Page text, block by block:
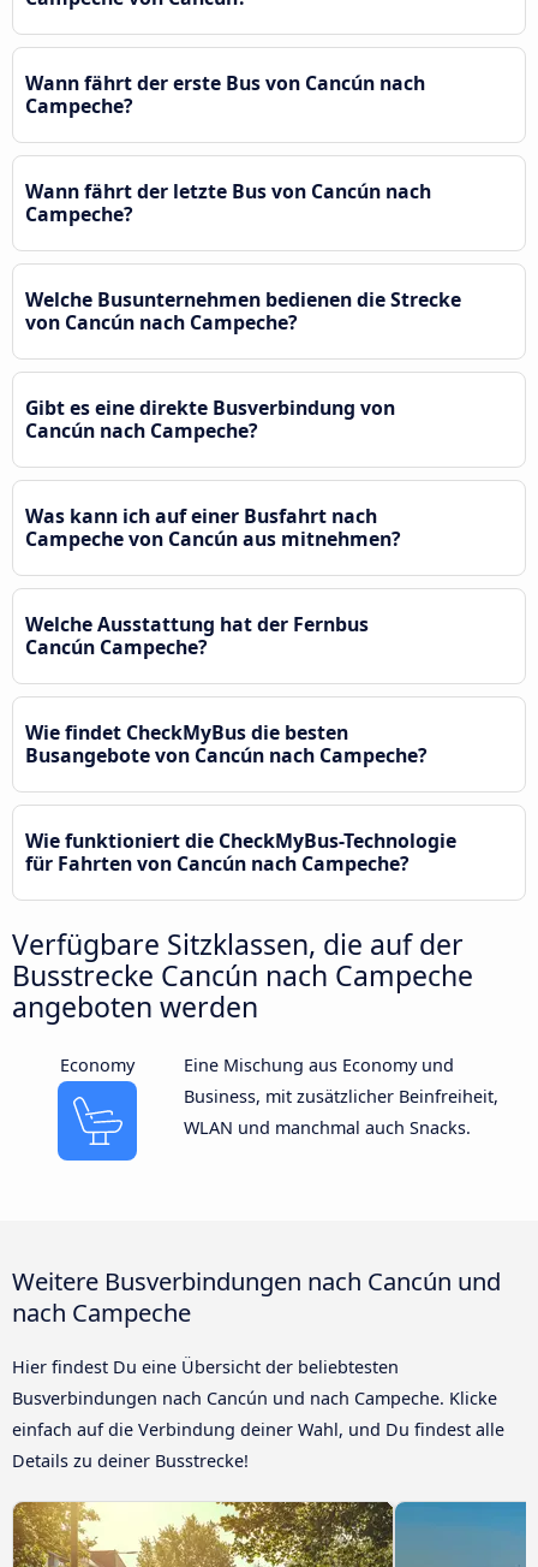
Wann fährt der erste Bus von Cancún nach
Campeche?
Wann fährt der letzte Bus von Cancún nach
Campeche?
Welche Busunternehmen bedienen die Strecke
von Cancún nach Campeche?
Gibt es eine direkte Busverbindung von
Cancún nach Campeche?
Was kann ich auf einer Busfahrt nach
Campeche von Cancún aus mitnehmen?
Welche Ausstattung hat der Fernbus
Cancún Campeche?
Wie findet CheckMyBus die besten
Busangebote von Cancún nach Campeche?
Wie funktioniert die CheckMyBus-Technologie
für Fahrten von Cancún nach Campeche?
Verfügbare Sitzklassen, die auf der
Busstrecke Cancún nach Campeche
angeboten werden
Economy
Eine Mischung aus Economy und
Business, mit zusätzlicher Beinfreiheit,
WLAN und manchmal auch Snacks.
Weitere Busverbindungen nach Cancún und
nach Campeche
Hier findest Du eine Übersicht der beliebtesten
Busverbindungen nach Cancún und nach Campeche. Klicke
einfach auf die Verbindung deiner Wahl, und Du findest alle
Details zu deiner Busstrecke!